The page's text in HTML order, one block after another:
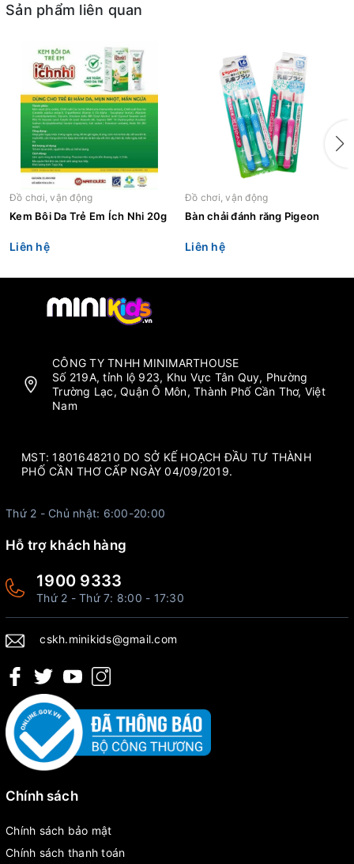
Sản phẩm liên quan
Đồ chơi, vận động
Kem Bôi Da Trẻ Em Ích Nhi 20g
Liên hệ
Đồ chơi, vận động
Bàn chải đánh răng Pigeon
Liên hệ
CÔNG TY TNHH MINIMARTHOUSE
Số 219A, tỉnh lộ 923, Khu Vực Tân Quy, Phường
Trường Lạc, Quận Ô Môn, Thành Phố Cần Thơ, Việt
Nam
MST: 1801648210 DO SỞ KẾ HOẠCH ĐẦU TƯ THÀNH
PHỐ CẦN THƠ CẤP NGÀY 04/09/2019.
Thứ 2 - Chủ nhật: 6:00-20:00
Hỗ trợ khách hàng
1900 9333
Thứ 2 - Thứ 7: 8:00 - 17:30
cskh.minikids@gmail.com
Chính sách
Chính sách bảo mật
Chính sách thanh toán